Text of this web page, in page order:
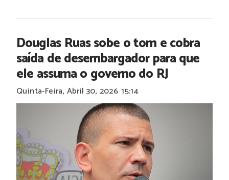
Douglas Ruas sobe o tom e cobra
saída de desembargador para que
ele assuma o governo do RJ
Quinta-Feira, Abril 30, 2026 15:14